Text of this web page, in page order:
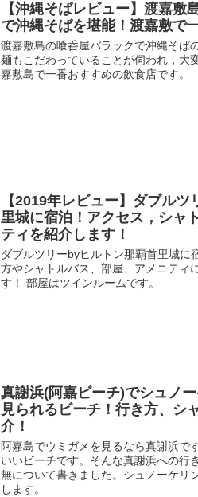
【沖縄そばレビュー】渡嘉敷
で沖縄そばを堪能！渡嘉敷で
渡嘉敷島の喰呑屋バラックで沖縄そば
麺もこだわっていることが伺われ，大
嘉敷島で一番おすすめの飲食店です。
【2019年レビュー】ダブル
里城に宿泊！アクセス，シャ
ティを紹介します！
ダブルツリーbyヒルトン那覇首里城に
方やシャトルバス、部屋、アメニティ
す！ 部屋はツインルームです。
真謝浜(阿嘉ビーチ)でシュノ
見られるビーチ！行き方、シ
介！
阿嘉島でウミガメを見るなら真謝浜で
いいビーチです。そんな真謝浜への行
無について書きました。シュノーケリ
します。